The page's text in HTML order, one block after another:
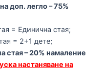
доп. легло – 75%
= Единична стая;
= 2+1 дете;
стая – 20% намаление
настаняване на